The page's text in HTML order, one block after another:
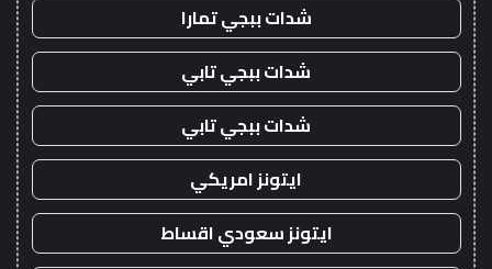
شدات ببجي تمارا
شدات ببجي تابي
شدات ببجي تابي
ايتونز امريكي
ايتونز سعودي اقساط